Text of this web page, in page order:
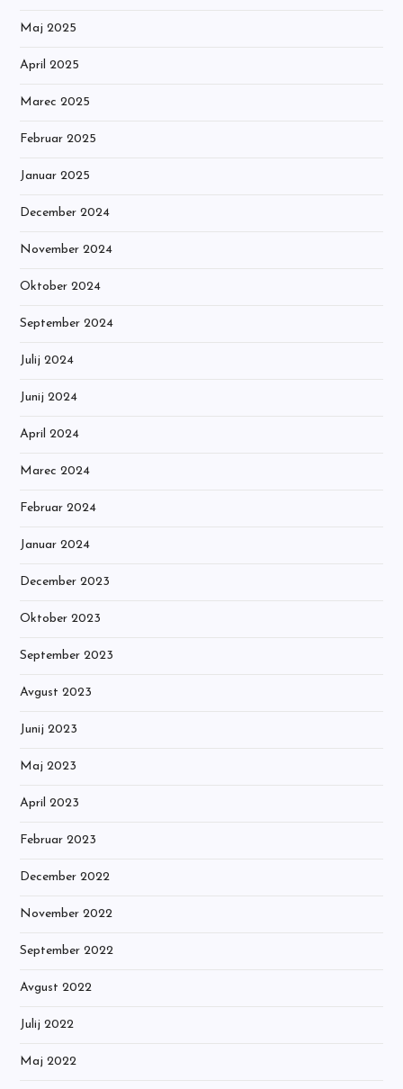
Maj 2025
April 2025
Marec 2025
Februar 2025
Januar 2025
December 2024
November 2024
Oktober 2024
September 2024
Julij 2024
Junij 2024
April 2024
Marec 2024
Februar 2024
Januar 2024
December 2023
Oktober 2023
September 2023
Avgust 2023
Junij 2023
Maj 2023
April 2023
Februar 2023
December 2022
November 2022
September 2022
Avgust 2022
Julij 2022
Maj 2022